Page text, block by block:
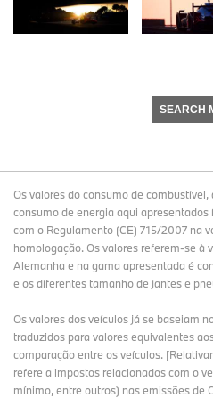
SEARCH
Os valores do consumo de combustível,
consumo de energia aqui
com o Regulamento (CE) 715/2007 na
homologação. Os valores referem-se à
Alemanha e na gama apresentada é
e os diferentes tamanho de jantes e
Os valores dos veículos já se baseiam
traduzidos para valores equivalentes
comparação entre os veículos.
refere a impostos relacionados com o
mínimo, entre outros) nas emissões de